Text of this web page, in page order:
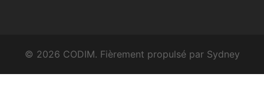
© 2026 CODIM. Fièrement propulsé par Sydney